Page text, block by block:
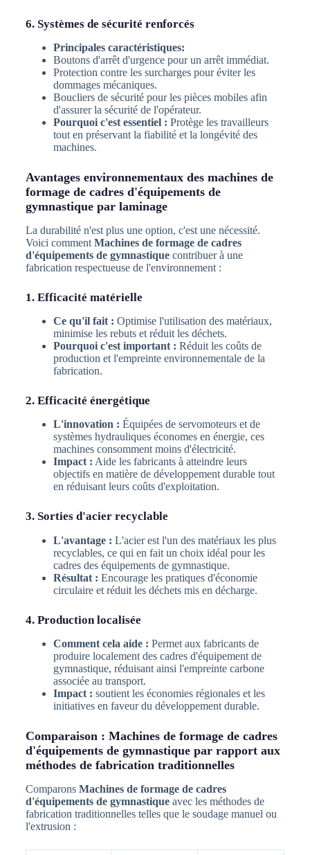
6. Systèmes de sécurité renforcés
Principales caractéristiques:
Boutons d'arrêt d'urgence pour un arrêt immédiat.
Protection contre les surcharges pour éviter les
dommages mécaniques.
Boucliers de sécurité pour les pièces mobiles afin
d'assurer la sécurité de l'opérateur.
Pourquoi c'est essentiel : Protège les travailleurs
tout en préservant la fiabilité et la longévité des
machines.
Avantages environnementaux des machines de
formage de cadres d'équipements de
gymnastique par laminage
La durabilité n'est plus une option, c'est une nécessité.
Voici comment Machines de formage de cadres
d'équipements de gymnastiquecontribuer à une
fabrication respectueuse de l'environnement :
1. Efficacité matérielle
Ce qu'il fait : Optimise l'utilisation des matériaux,
minimise les rebuts et réduit les déchets.
Pourquoi c'est important : Réduit les coûts de
production et l'empreinte environnementale de la
fabrication.
2. Efficacité énergétique
L'innovation : Équipées de servomoteurs et de
systèmes hydrauliques économes en énergie, ces
machines consomment moins d'électricité.
Impact : Aide les fabricants à atteindre leurs
objectifs en matière de développement durable tout
en réduisant leurs coûts d'exploitation.
3. Sorties d'acier recyclable
L'avantage : L'acier est l'un des matériaux les plus
recyclables, ce qui en fait un choix idéal pour les
cadres des équipements de gymnastique.
Résultat : Encourage les pratiques d'économie
circulaire et réduit les déchets mis en décharge.
4. Production localisée
Comment cela aide : Permet aux fabricants de
produire localement des cadres d'équipement de
gymnastique, réduisant ainsi l'empreinte carbone
associée au transport.
Impact : soutient les économies régionales et les
initiatives en faveur du développement durable.
Comparaison : Machines de formage de cadres
d'équipements de gymnastique par rapport aux
méthodes de fabrication traditionnelles
Comparons Machines de formage de cadres
d'équipements de gymnastiqueavec les méthodes de
fabrication traditionnelles telles que le soudage manuel ou
l'extrusion :